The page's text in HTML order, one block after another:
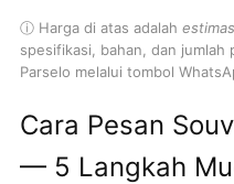
ⓘ Harga di atas adalah
spesifikasi, bahan, dan
Parselo melalui tombol
Cara Pesan
— 5 Langkah